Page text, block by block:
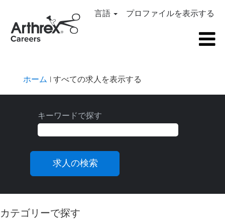
言語 プロファイルを表示する
ホーム |すべての求人を表示する
ー
ジ)
キーワードで探す
カテゴリーで探す